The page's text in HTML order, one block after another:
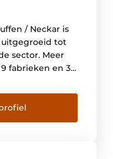
/ Neckar is
tot
sector. Meer
fabrieken en 33
50 landen
een
de markt. Met
[…]